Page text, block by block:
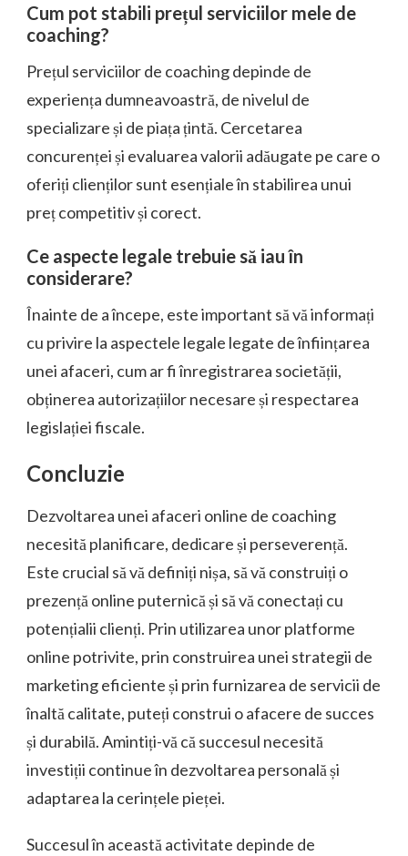
Cum pot stabili prețul serviciilor mele de
coaching?
Prețul serviciilor de coaching depinde de
experiența dumneavoastră, de nivelul de
specializare și de piața țintă. Cercetarea
concurenței și evaluarea valorii adăugate pe care o
oferiți clienților sunt esențiale în stabilirea unui
preț competitiv și corect.
Ce aspecte legale trebuie să iau în
considerare?
Înainte de a începe, este important să vă informați
cu privire la aspectele legale legate de înființarea
unei afaceri, cum ar fi înregistrarea societății,
obținerea autorizațiilor necesare și respectarea
legislației fiscale.
Concluzie
Dezvoltarea unei afaceri online de coaching
necesită planificare, dedicare și perseverență.
Este crucial să vă definiți nișa, să vă construiți o
prezență online puternică și să vă conectați cu
potențialii clienți. Prin utilizarea unor platforme
online potrivite, prin construirea unei strategii de
marketing eficiente și prin furnizarea de servicii de
înaltă calitate, puteți construi o afacere de succes
și durabilă. Amintiți-vă că succesul necesită
investiții continue în dezvoltarea personală și
adaptarea la cerințele pieței.
Succesul în această activitate depinde de